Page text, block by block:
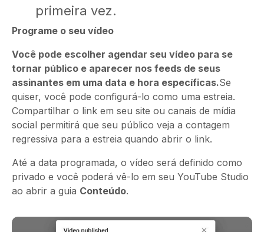
primeira vez.
Programe o seu vídeo
Você pode escolher agendar seu vídeo para se
tornar público e aparecer nos feeds de seus
assinantes em uma data e hora específicas.Se
quiser, você pode configurá-lo como uma estreia.
Compartilhar o link em seu site ou canais de mídia
social permitirá que seu público veja a contagem
regressiva para a estreia quando abrir o link.
Até a data programada, o vídeo será definido como
privado e você poderá vê-lo em seu YouTube Studio
ao abrir a guia Conteúdo.